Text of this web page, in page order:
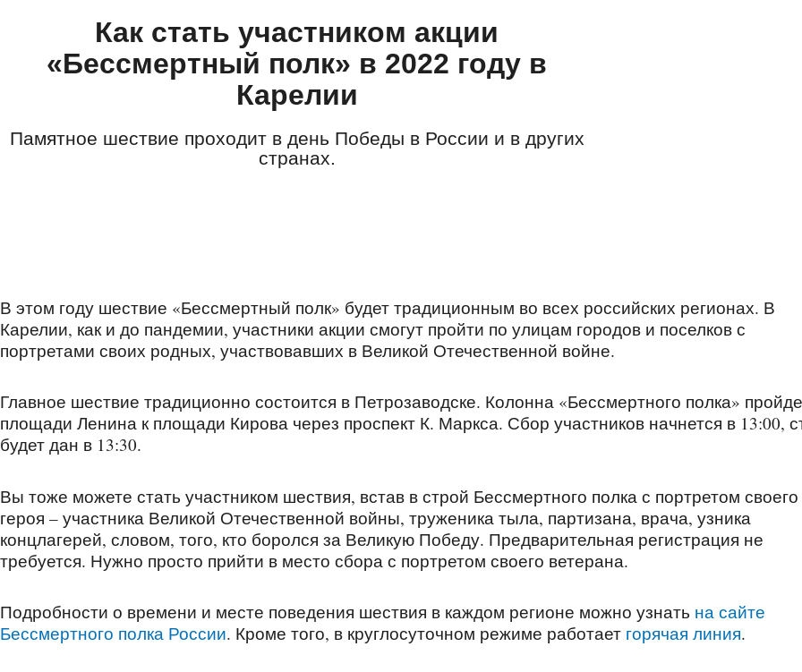
Как стать участником акции
«Бессмертный полк» в 2022 году в
Карелии
Памятное шествие проходит в день Победы в России и в других
странах.
В этом году шествие «Бессмертный полк» будет традиционным во всех российских регионах. В
Карелии, как и до пандемии, участники акции смогут пройти по улицам городов и поселков с
портретами своих родных, участвовавших в Великой Отечественной войне.
Главное шествие традиционно состоится в Петрозаводске. Колонна «Бессмертного полка»
площади Ленина к площади Кирова через проспект К. Маркса. Сбор участников начнется в 13:00,
будет дан в 13:30.
Вы тоже можете стать участником шествия, встав в строй Бессмертного полка с портретом своего
героя – участника Великой Отечественной войны, труженика тыла, партизана, врача, узника
концлагерей, словом, того, кто боролся за Великую Победу. Предварительная регистрация не
требуется. Нужно просто прийти в место сбора с портретом своего ветерана.
Подробности о времени и месте поведения шествия в каждом регионе можно узнать на сайте
Бессмертного полка России. Кроме того, в круглосуточном режиме работает горячая линия.